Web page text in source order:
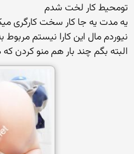
تو‌محیط کار لخت شدم
یه مدت یه جا کار سخت کارگری
نیوردم مال این کارا نیستم
البته بگم چند بار هم منو کردن که